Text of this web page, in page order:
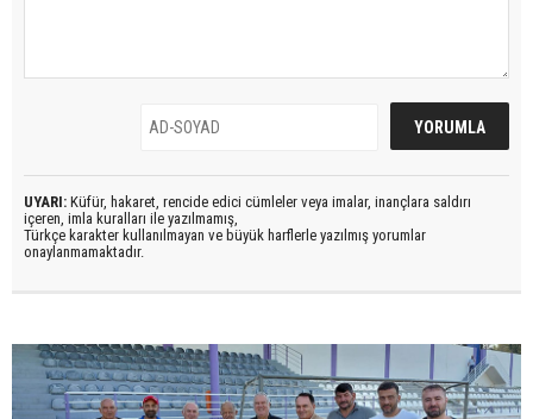
UYARI: Küfür, hakaret, rencide edici cümleler veya imalar, inançlara saldırı
içeren, imla kuralları ile yazılmamış,
Türkçe karakter kullanılmayan ve büyük harflerle yazılmış yorumlar
onaylanmamaktadır.